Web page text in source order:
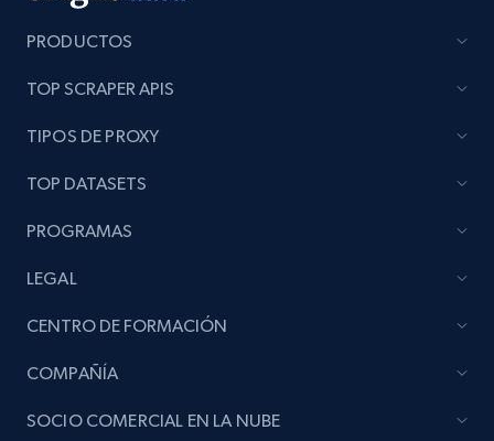
PRODUCTOS
TOP SCRAPER APIS
TIPOS DE PROXY
TOP DATASETS
PROGRAMAS
LEGAL
CENTRO DE FORMACIÓN
COMPAÑÍA
SOCIO COMERCIAL EN LA NUBE